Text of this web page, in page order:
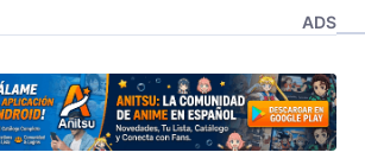
ADS